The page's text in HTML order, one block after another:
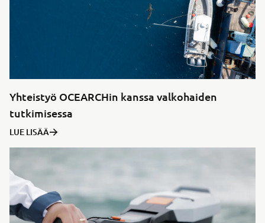
Yhteistyö OCEARCHin kanssa valkohaiden
tutkimisessa
LUE LISÄÄ